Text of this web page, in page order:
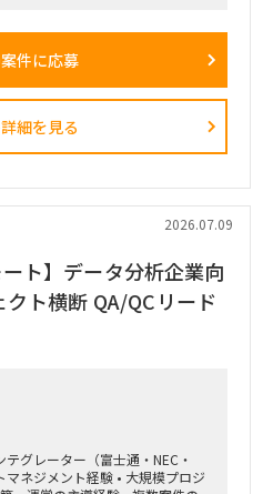
発およびテスト・移行工程へシフ
、複数の小チームが並行して乱立
や顧客・ユーザー調整メインのチ
ける進捗管理、課題管理、およ
。
)内での顧客、および業務部門の
者)との円滑な要件調整や合意形
ジカルシンキングに基づく解決
の報告資料・検討資料の作成。
件に応募
細を見る
2026.07.09
ート】データ分析企業向
ト横断 QA/QCリード
グレーター（富士通・NEC・
マネジメント経験 • 大規模プロジ